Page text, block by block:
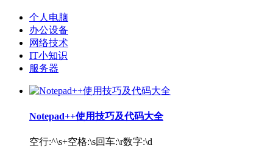
个人电脑
办公设备
网络技术
IT小知识
服务器
Notepad++使用技巧及代码大全
空行:^\s+空格:\s回车:\r数字:\d